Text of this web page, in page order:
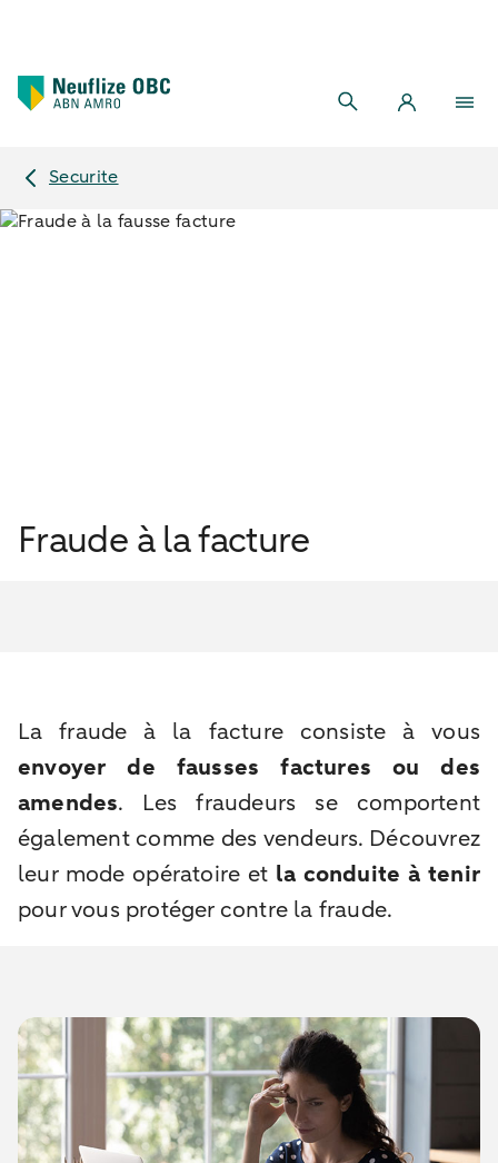
Securite
Fraude à la facture
La fraude à la facture consiste à vous
envoyer de fausses factures ou des
amendes. Les fraudeurs se comportent
également comme des vendeurs. Découvrez
leur mode opératoire et la conduite à tenir
pour vous protéger contre la fraude.